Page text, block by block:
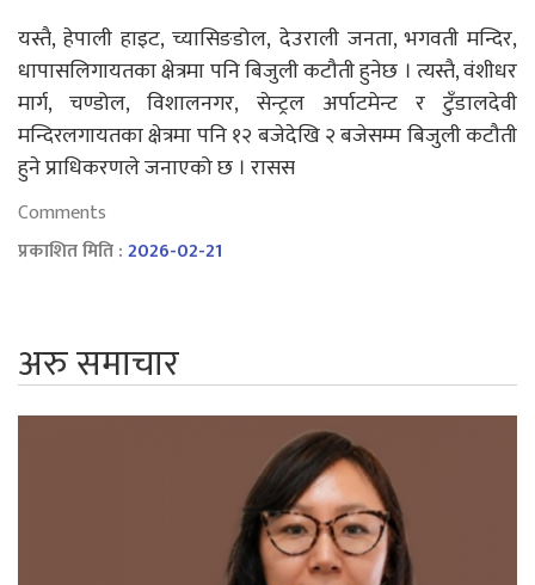
यस्तै, हेपाली हाइट, च्यासिङडोल, देउराली जनता, भगवती मन्दिर,
धापासलिगायतका क्षेत्रमा पनि बिजुली कटौती हुनेछ । त्यस्तै, वंशीधर
मार्ग, चण्डोल, विशालनगर, सेन्ट्रल अर्पाटमेन्ट र टुँडालदेवी
मन्दिरलगायतका क्षेत्रमा पनि १२ बजेदेखि २ बजेसम्म बिजुली कटौती
हुने प्राधिकरणले जनाएको छ । रासस
Comments
प्रकाशित मिति :2026-02-21
अरु समाचार